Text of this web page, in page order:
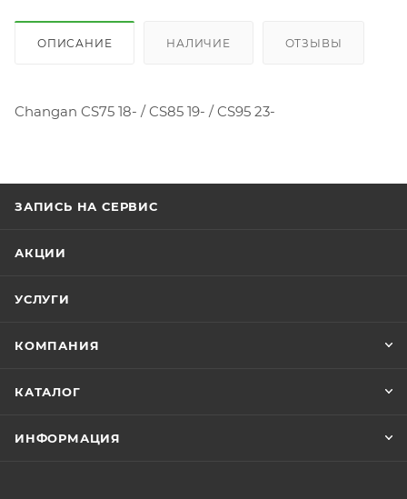
ОПИСАНИЕ НАЛИЧИЕ ОТЗЫВЫ
Changan CS75 18- / CS85 19- / CS95 23-
ЗАПИСЬ НА СЕРВИС
АКЦИИ
УСЛУГИ
КОМПАНИЯ
КАТАЛОГ
ИНФОРМАЦИЯ